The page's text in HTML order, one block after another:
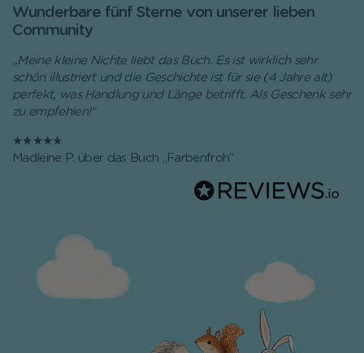
Wunderbare fünf Sterne von unserer lieben
Community
„Meine kleine Nichte liebt das Buch. Es ist wirklich sehr
schön illustriert und die Geschichte ist für sie (4 Jahre alt)
perfekt, was Handlung und Länge betrifft. Als Geschenk sehr
zu empfehlen!“
★★★★★
Madleine P. über das Buch „Farbenfroh“